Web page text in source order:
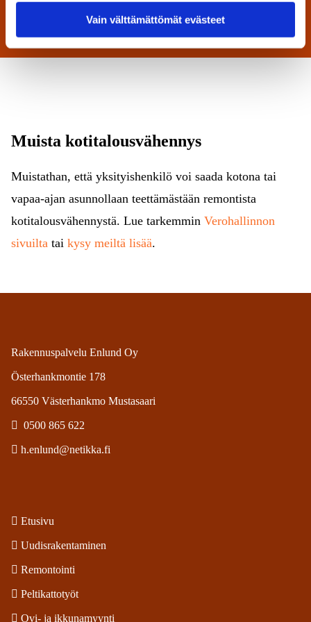
Vain välttämättömät evästeet
Muista kotitalousvähennys
Muistathan, että yksityishenkilö voi saada kotona tai
vapaa-ajan asunnollaan teettämästään remontista
kotitalousvähennystä. Lue tarkemmin Verohallinnon
sivuilta tai kysy meiltä lisää.
Rakennuspalvelu Enlund Oy
Österhankmontie 178
66550 Västerhankmo Mustasaari
 0500 865 622
 h.enlund@netikka.fi
 Etusivu
 Uudisrakentaminen
 Remontointi
 Peltikattotyöt
 Ovi- ja ikkunamyynti